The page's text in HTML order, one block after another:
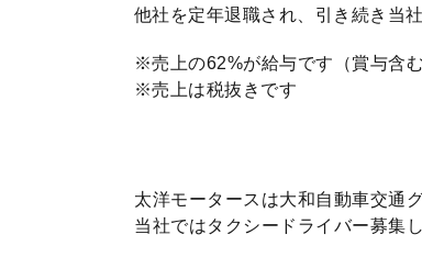
他社を定年退職され、引き続き当
※売上の62%が給与です（賞与含む
※売上は税抜きです
太洋モータースは大和自動車交通
当社ではタクシードライバー募集